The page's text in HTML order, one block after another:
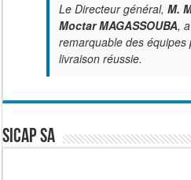
Le Directeur général, M.
Moctar MAGASSOUBA,
remarquable des
livraison réussie.
SICAP SA